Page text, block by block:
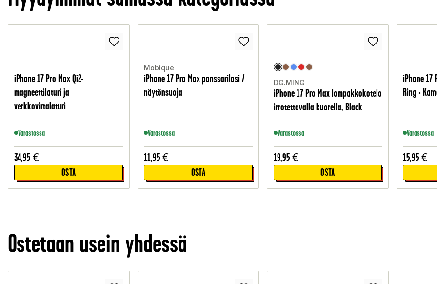
iPhone 17 Pro Max Qi2-
magneettilaturi ja
verkkovirtalaturi
Varastossa
34,95 €
OSTA
Mobique
iPhone 17 Pro Max panssarilasi /
näytönsuoja
Varastossa
11,95 €
OSTA
DG.MING
iPhone 17 Pro Max lompakkokotelo
irrotettavalla kuorella, Black
Varastossa
19,95 €
OSTA
iPhone 17
Ring +
Varastossa
15,95 €
Ostetaan usein yhdessä